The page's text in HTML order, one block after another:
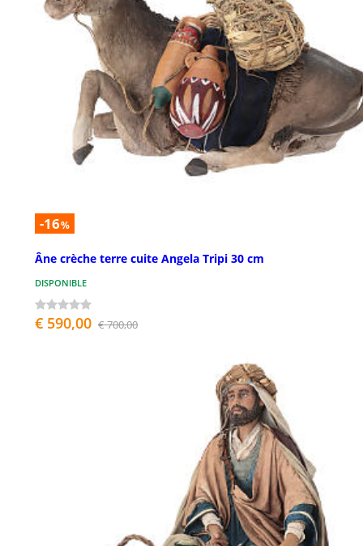
-16%
Âne crèche terre cuite Angela Tripi 30 cm
DISPONIBLE
€ 590,00 € 700,00